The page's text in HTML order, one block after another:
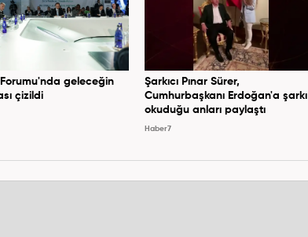
Forumu'nda geleceğin
çizildi
Şarkıcı Pınar Sürer,
Cumhurbaşkanı Erdoğan'a şarkı
okuduğu anları paylaştı
Haber7